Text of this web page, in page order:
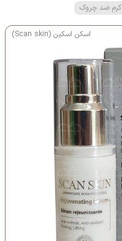
کرم ضد چروک
اسکن اسکین (Scan skin)